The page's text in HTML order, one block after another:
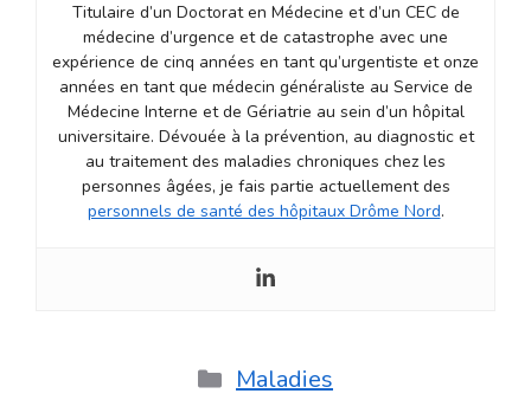
Titulaire d’un Doctorat en Médecine et d’un CEC de
médecine d’urgence et de catastrophe avec une
expérience de cinq années en tant qu’urgentiste et onze
années en tant que médecin généraliste au Service de
Médecine Interne et de Gériatrie au sein d’un hôpital
universitaire. Dévouée à la prévention, au diagnostic et
au traitement des maladies chroniques chez les
personnes âgées, je fais partie actuellement des
personnels de santé des hôpitaux Drôme Nord.
Catégories
Maladies